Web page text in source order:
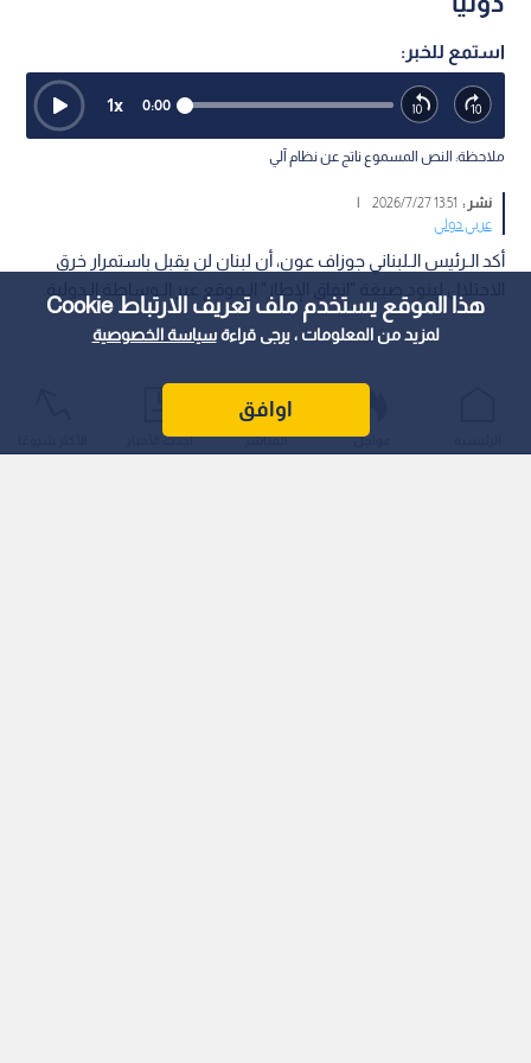
هذا الموقع يستخدم ملف تعريف الارتباط Cookie
لمزيد من المعلومات ، يرجى قراءةسياسة الخصوصية
اوافق
استمع للخبر:
0:00
1x
ملاحظة: النص المسموع ناتج عن نظام آلي
نشر : 13:51 2026/7/27
|
عربي دولي
أكد الـرئيس الـلبناني جوزاف عون، أن لبنان لن يقبل باستمرار خرق
عواجل المباشر أحدث الأخبار